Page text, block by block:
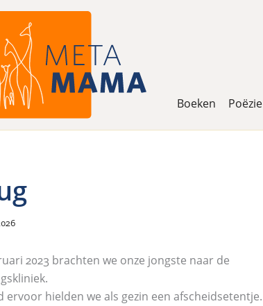
Boeken Poëzie
2023 brachten we onze jongste naar de
kliniek.
ervoor hielden we als gezin een afscheidsetentje.